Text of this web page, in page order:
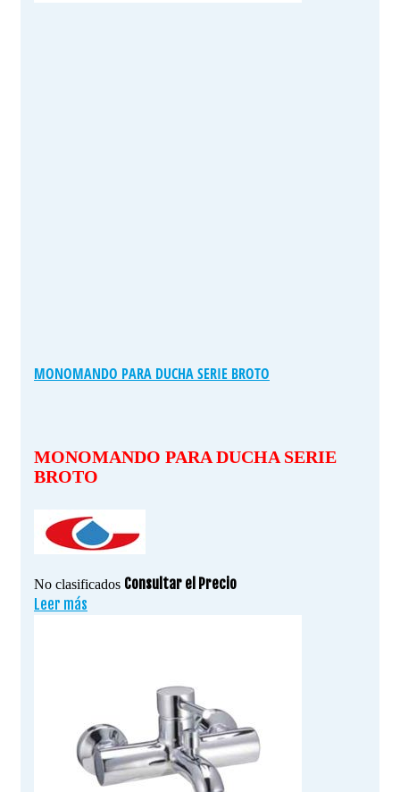
MONOMANDO PARA DUCHA SERIE BROTO
MONOMANDO PARA DUCHA SERIE
BROTO
No clasificados Consultar el Precio
Leer más